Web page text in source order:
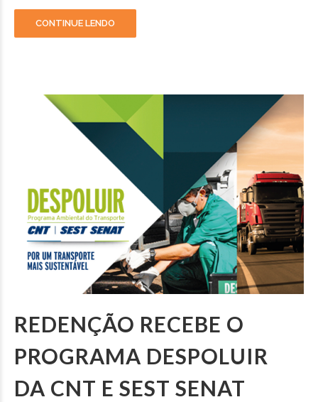
CONTINUE LENDO
REDENÇÃO RECEBE O
PROGRAMA DESPOLUIR
DA CNT E SEST SENAT